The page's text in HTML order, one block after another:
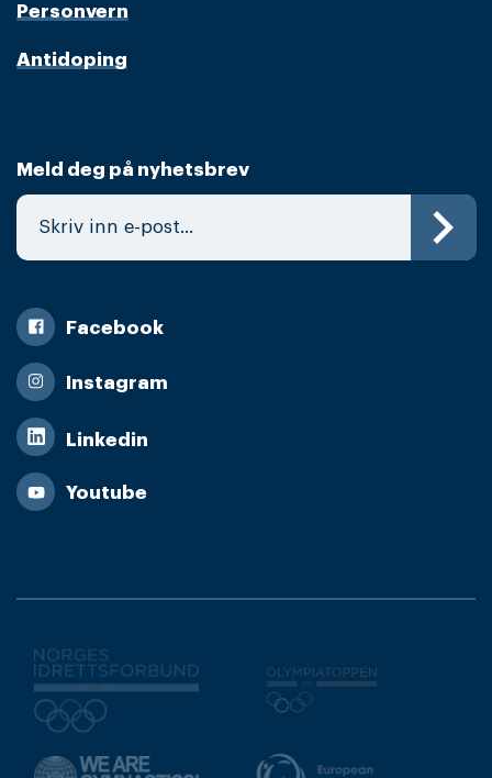
Personvern
Antidoping
Meld deg på nyhetsbrev
Facebook
Instagram
Linkedin
Youtube